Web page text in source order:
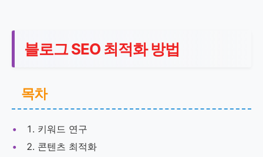
블로그 SEO 최적화 방법
목차
키워드 연구
콘텐츠 최적화